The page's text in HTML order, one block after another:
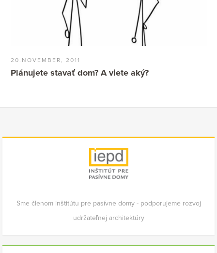
20.NOVEMBER, 2011
Plánujete stavať dom? A viete aký?
Sme členom inštitútu pre pasívne domy - podporujeme rozvoj
udržateľnej architektúry